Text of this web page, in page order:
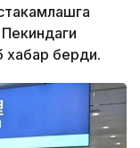
Пекиндаги
хабар берди.